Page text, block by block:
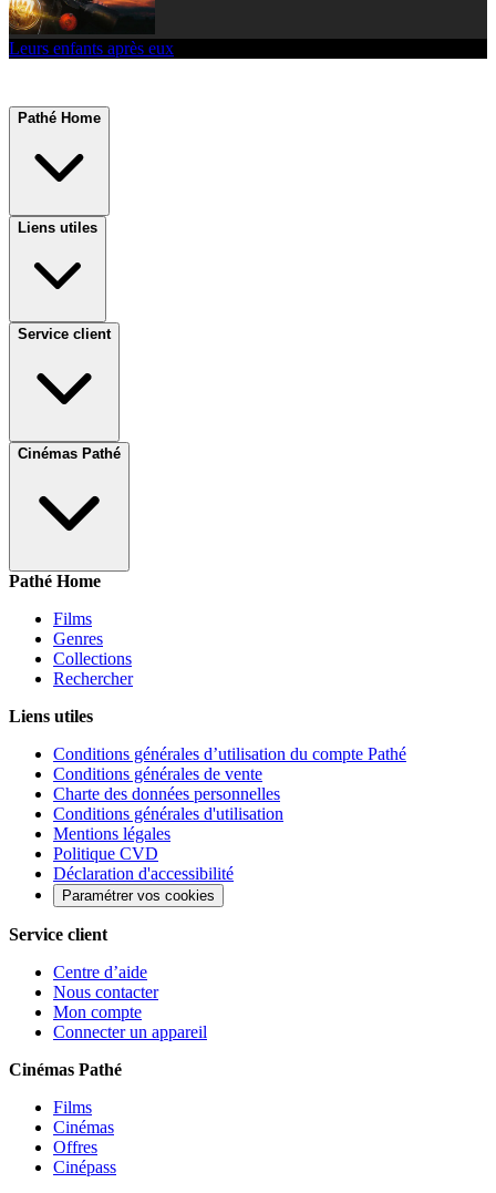
Leurs enfants après eux
Pathé Home
Liens utiles
Service client
Cinémas Pathé
Pathé Home
Films
Genres
Collections
Rechercher
Liens utiles
Conditions générales d’utilisation du compte Pathé
Conditions générales de vente
Charte des données personnelles
Conditions générales d'utilisation
Mentions légales
Politique CVD
Déclaration d'accessibilité
Paramétrer vos cookies
Service client
Centre d’aide
Nous contacter
Mon compte
Connecter un appareil
Cinémas Pathé
Films
Cinémas
Offres
Cinépass